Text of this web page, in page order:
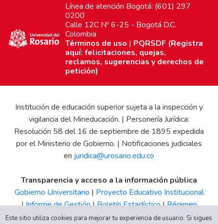
Línea de atención Bogotá: (601) 297
0200
Calle 12C Nº 6-25 - Bogotá D.C.
Colombia
Términos de uso | PQRSDF (Registra
aquí: felicitaciones, quejas,
reclamos, sugerencias y derechos de
petición)
Institución de educación superior sujeta a la inspección y
vigilancia del Mineducación. | Personería Jurídica:
Resolución 58 del 16 de septiembre de 1895 expedida
por el Ministerio de Gobierno. | Notificaciones judiciales
en juridica@urosario.edu.co
Transparencia y acceso a la información pública
Gobierno Universitario | Proyecto Educativo Institucional
|Informe de Gestión|Boletín Estadístico|Régimen
Tributario|Estados Financieros |Código de Ética| Canal
Este sitio utiliza cookies para mejorar tu experiencia de usuario. Si sigues